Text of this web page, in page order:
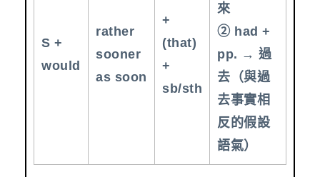
S +
would
rather
sooner
as soon
+
(that)
+
sb/sth
來
② had +
pp. → 過
去（與過
去事實相
反的假設
語氣）